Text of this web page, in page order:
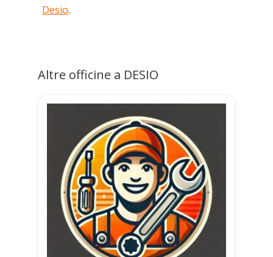
Desio.
Altre officine a DESIO